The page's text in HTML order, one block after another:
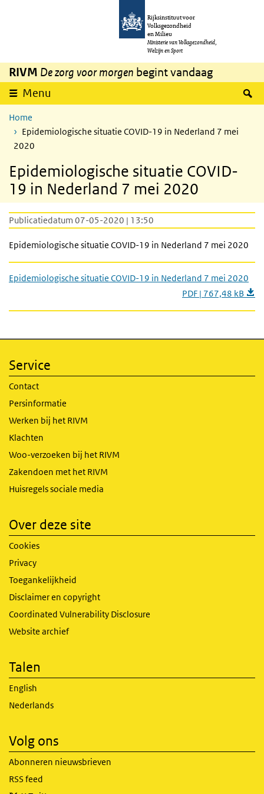
Overslaan en naar de inhoud gaan
Rijksinstituut voor
Volksgezondheid
en Milieu
Ministerie van Volksgezondheid,
Welzijn en Sport
RIVM De zorg voor morgen begint vandaag
Menu
Home
Epidemiologische situatie COVID-19 in Nederland 7 mei
2020
Epidemiologische situatie COVID-
19 in Nederland 7 mei 2020
Publicatiedatum 07-05-2020 | 13:50
Epidemiologische situatie COVID-19 in Nederland 7 mei 2020
Epidemiologische situatie COVID-19 in Nederland 7 mei 2020
PDF | 767,48 kB
Service
Contact
Persinformatie
Werken bij het RIVM
Klachten
Woo-verzoeken bij het RIVM
Zakendoen met het RIVM
Huisregels sociale media
Over deze site
Cookies
Privacy
Toegankelijkheid
Disclaimer en copyright
Coordinated Vulnerability Disclosure
Website archief
Talen
English
Nederlands
Volg ons
Abonneren nieuwsbrieven
RSS feed